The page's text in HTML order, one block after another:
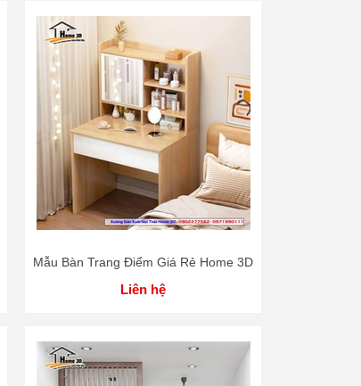
Mẫu Bàn Trang Điểm Giá Rẻ Home 3D
Liên hệ